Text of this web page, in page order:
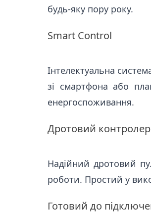
будь-яку пору року.
Smart Control
Інтелектуальна
зі смартфона або
енергоспоживання.
Дротовий контролер
Надійний дротовий
роботи. Простий у
Готовий до